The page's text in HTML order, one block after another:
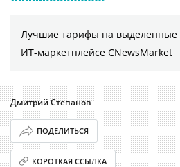
Лучшие тарифы на выделенные
ИТ-маркетплейсе CNewsMarket
Дмитрий Степанов
ПОДЕЛИТЬСЯ
КОРОТКАЯ ССЫЛКА